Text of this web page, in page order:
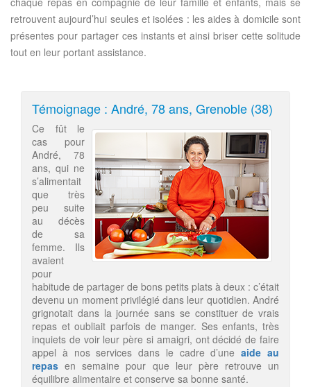
retrouvent aujourd’hui seules et isolées : les aides à domicile sont
présentes pour partager ces instants et ainsi briser cette solitude
tout en leur portant assistance.
Témoignage : André, 78 ans, Grenoble (38)
Ce fût le
cas pour
André, 78
ans, qui ne
s’alimentait
que très
peu suite
au décès
de sa
femme. Ils
avaient
pour
habitude de partager de bons petits plats à deux : c’était
devenu un moment privilégié dans leur quotidien. André
grignotait dans la journée sans se constituer de vrais
repas et oubliait parfois de manger. Ses enfants, très
inquiets de voir leur père si amaigri, ont décidé de faire
appel à nos services dans le cadre d’uneaide au
repas en semaine pour que leur père retrouve un
équilibre alimentaire et conserve sa bonne santé.